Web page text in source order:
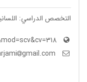
التخصص الدراسي:
gmail.com